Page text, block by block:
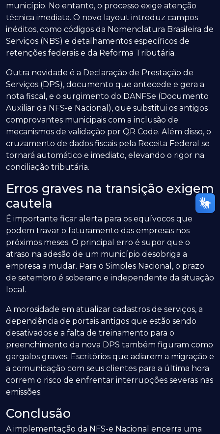
município. No entanto, o processo exige atenção
técnica imediata. O novo layout introduz campos
inéditos, como códigos da Nomenclatura Brasileira de
Serviços (NBS) e detalhamentos específicos de
retenções federais e da Reforma Tributária.
Outra novidade é a Declaração de Prestação de
Serviços (DPS), documento que antecede e gera a
nota fiscal, e o surgimento do DANFSe (Documento
Auxiliar da NFS-e Nacional), que substitui os antigos
comprovantes municipais com a inclusão de
mecanismos de validação por QR Code. Além disso, o
cruzamento de dados fiscais pela Receita Federal se
tornará automático e imediato, elevando o rigor na
conciliação tributária.
Erros graves na transição exigem
cautela
É importante ficar alerta para os equívocos que
podem travar o faturamento das empresas nos
próximos meses. O principal erro é supor que o
atraso na adesão de um município desobriga a
empresa a mudar. Para o Simples Nacional, o prazo
de setembro é soberano e independente da situação
local.
A morosidade em atualizar cadastros de serviços, a
dependência de portais antigos que estão sendo
desativados e a falta de treinamento para o
preenchimento da nova DPS também figuram como
gargalos graves. Escritórios que adiarem a migração e
a comunicação com seus clientes para a última hora
correm o risco de enfrentar interrupções severas nas
emissões.
Conclusão
A implementação da NFS-e Nacional encerra uma